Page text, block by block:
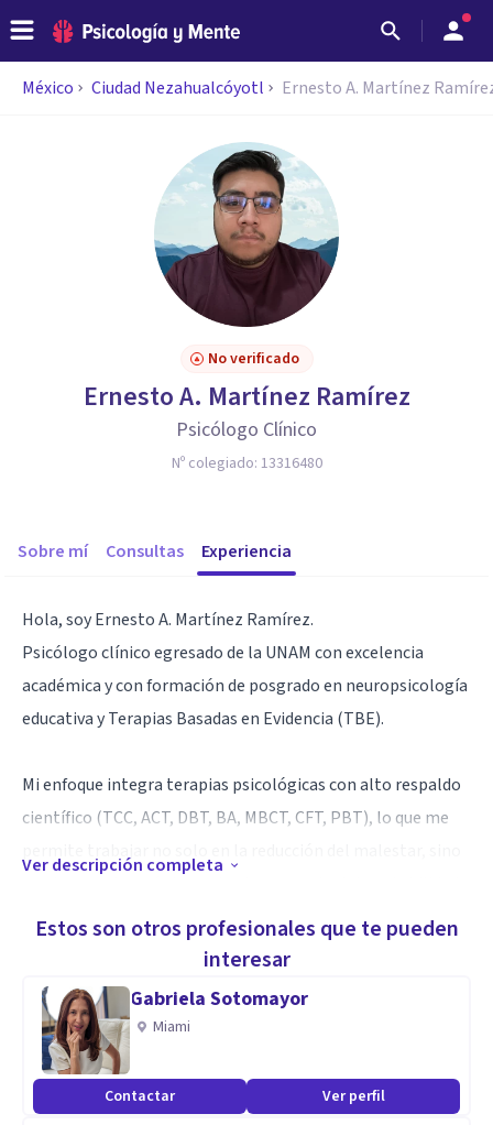
México Ciudad Nezahualcóyotl Ernesto A. Martínez
No verificado
Ernesto A. Martínez Ramírez
Psicólogo Clínico
Nº colegiado: 13316480
Sobre mí Consultas Experiencia
Hola, soy Ernesto A. Martínez Ramírez.
Psicólogo clínico egresado de la UNAM con excelencia
académica y con formación de posgrado en neuropsicología
educativa y Terapias Basadas en Evidencia (TBE).
Mi enfoque integra terapias psicológicas con alto respaldo
científico (TCC, ACT, DBT, BA, MBCT, CFT, PBT), lo que me
tu claridad mental y tu sentido de vida.
Creo en una psicoterapia humana, respetuosa y basada en
evidencia, donde cada proceso se adapta a tu historia, tus
valores y tu ritmo.
Especialidad
Ver descripción completa
Estos son otros profesionales que te pueden
interesar
Gabriela Sotomayor
Miami
Contactar Ver perfil